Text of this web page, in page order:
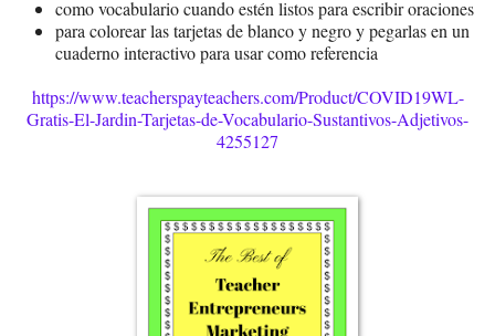
como vocabulario cuando estén listos para escribir oraciones
para colorear las tarjetas de blanco y negro y pegarlas en un
cuaderno interactivo para usar como referencia
https://www.teacherspayteachers.com/Product/COVID19WL-
Gratis-El-Jardin-Tarjetas-de-Vocabulario-Sustantivos-Adjetivos-
4255127